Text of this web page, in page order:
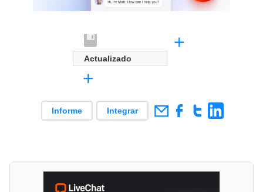
Actualizado
+
+
Informe Integrar